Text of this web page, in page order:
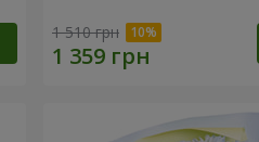
1 510 грн